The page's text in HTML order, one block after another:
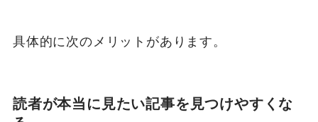
具体的に次のメリットがあります。
読者が本当に見たい記事を見つけやすくな